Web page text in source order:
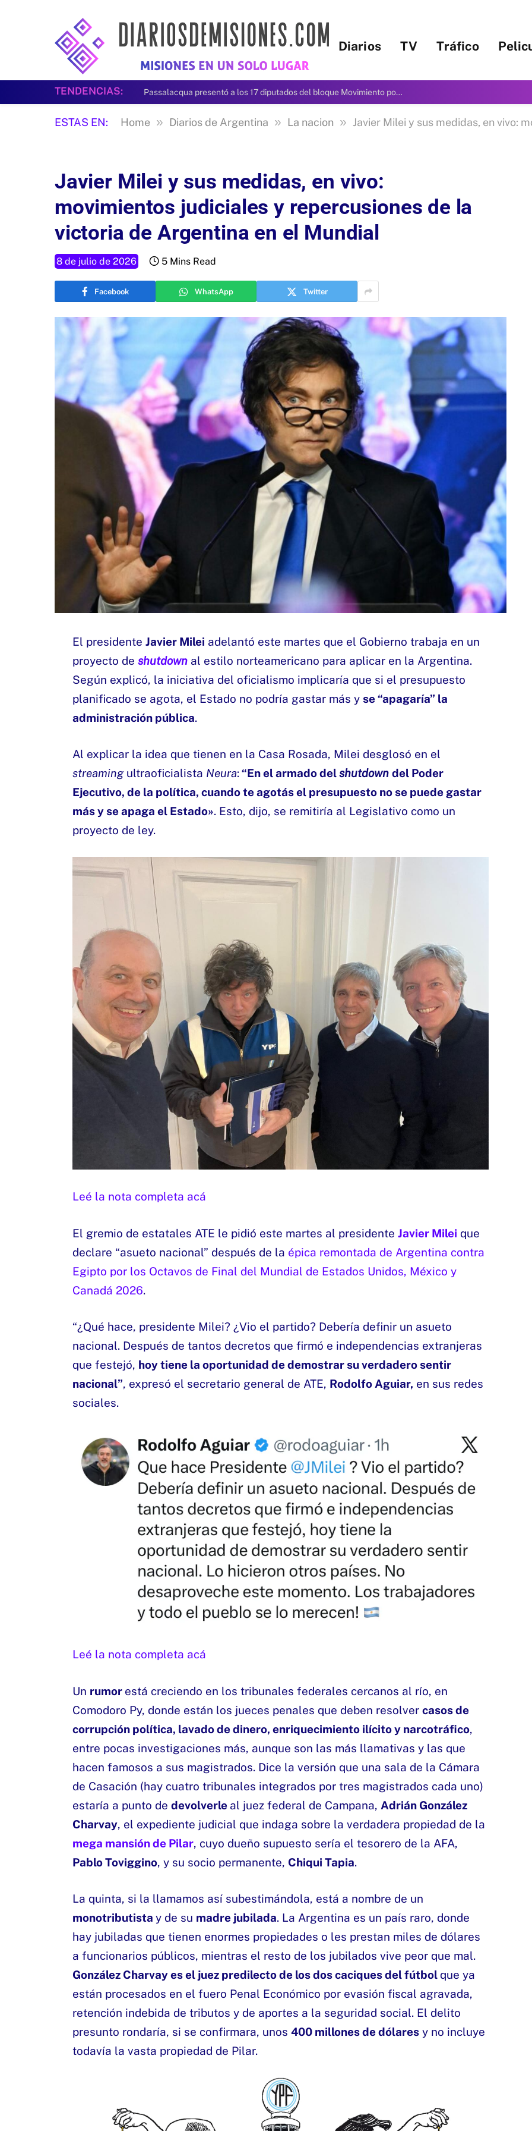
Diarios TV Tráfico
TENDENCIAS: Passalacqua presentó a los 17 diputados del bloque Movimiento por lo que Viene
ESTAS EN: Home » Diarios de Argentina » La nacion » Javier Milei y sus medidas, en vivo: movimientos
Javier Milei y sus medidas, en vivo:
movimientos judiciales y repercusiones de la
victoria de Argentina en el Mundial
8 de julio de 2026 5 Mins Read
Facebook WhatsApp Twitter
El presidente Javier Milei adelantó este martes que el Gobierno trabaja en un
proyecto de shutdownal estilo norteamericano para aplicar en la Argentina.
Según explicó, la iniciativa del oficialismo implicaría que si el presupuesto
planificado se agota, el Estado no podría gastar más y se “apagaría” la
administración pública.
Al explicar la idea que tienen en la Casa Rosada, Milei desglosó en el
streamingultraoficialista Neura:“En el armado delshutdown del Poder
Ejecutivo, de la política, cuando te agotás el presupuesto no se puede gastar
más y se apaga el Estado». Esto, dijo, se remitiría al Legislativo como un
proyecto de ley.
Leé la nota completa acá
El gremio de estatales ATE le pidió este martes al presidente Javier Milei que
declare “asueto nacional” después de la épica remontada de Argentina contra
Egipto por los Octavos de Final del Mundial de Estados Unidos, México y
Canadá 2026.
“¿Qué hace, presidente Milei? ¿Vio el partido? Debería definir un asueto
nacional. Después de tantos decretos que firmó e independencias extranjeras
que festejó, hoy tiene la oportunidad de demostrar su verdadero sentir
nacional”, expresó el secretario general de ATE, Rodolfo Aguiar, en sus redes
sociales.
Leé la nota completa acá
Un rumor está creciendo en los tribunales federales cercanos al río, en
Comodoro Py, donde están los jueces penales que deben resolver casos de
corrupción política, lavado de dinero, enriquecimiento ilícito y narcotráfico,
entre pocas investigaciones más, aunque son las más llamativas y las que
hacen famosos a sus magistrados. Dice la versión que una sala de la Cámara
de Casación (hay cuatro tribunales integrados por tres magistrados cada uno)
estaría a punto de devolverle al juez federal de Campana, Adrián González
Charvay, el expediente judicial que indaga sobre la verdadera propiedad de la
mega mansión de Pilar, cuyo dueño supuesto sería el tesorero de la AFA,
Pablo Toviggino, y su socio permanente, Chiqui Tapia.
La quinta, si la llamamos así subestimándola, está a nombre de un
monotributista y de su madre jubilada. La Argentina es un país raro, donde
hay jubiladas que tienen enormes propiedades o les prestan miles de dólares
a funcionarios públicos, mientras el resto de los jubilados vive peor que mal.
González Charvay es el juez predilecto de los dos caciques del fútbol que ya
están procesados en el fuero Penal Económico por evasión fiscal agravada,
retención indebida de tributos y de aportes a la seguridad social. El delito
presunto rondaría, si se confirmara, unos 400 millones de dólaresy no incluye
todavía la vasta propiedad de Pilar.